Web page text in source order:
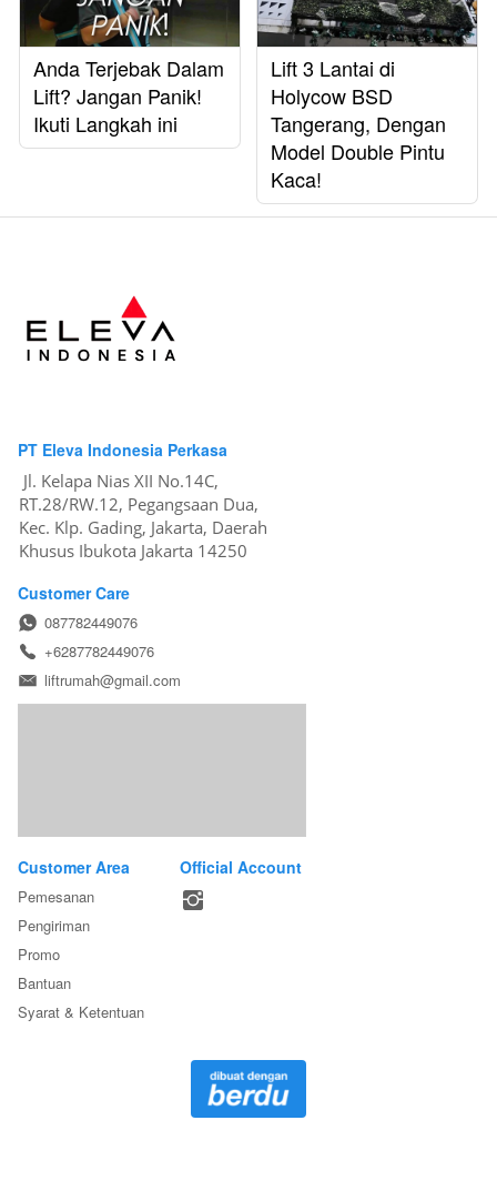
Anda Terjebak Dalam
Lift? Jangan Panik!
Ikuti Langkah ini
Lift 3 Lantai di
Holycow BSD
Tangerang, Dengan
Model Double Pintu
Kaca!
PT Eleva Indonesia Perkasa
Jl. Kelapa Nias XII No.14C,
RT.28/RW.12, Pegangsaan Dua,
Kec. Klp. Gading, Jakarta, Daerah
Khusus Ibukota Jakarta 14250
Customer Care
087782449076
+6287782449076
liftrumah@gmail.com
Customer Area
Pemesanan
Pengiriman
Promo
Bantuan
Syarat & Ketentuan
Official Account